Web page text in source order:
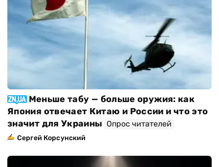
Меньше табу — больше оружия: как
Япония отвечает Китаю и России и что это
значит для Украины Опрос читателей
Сергей Корсунский